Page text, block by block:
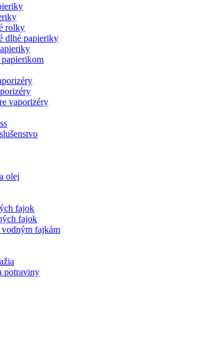
rolky
dlhé papieriky
vaporizéry
olej
fajok
fajok
vodným fajkám
potraviny